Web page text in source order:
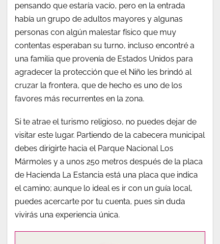
pensando que estaría vacío, pero en la entrada
había un grupo de adultos mayores y algunas
personas con algún malestar físico que muy
contentas esperaban su turno, incluso encontré a
una familia que provenía de Estados Unidos para
agradecer la protección que el Niño les brindó al
cruzar la frontera, que de hecho es uno de los
favores más recurrentes en la zona.
Si te atrae el turismo religioso, no puedes dejar de
visitar este lugar. Partiendo de la cabecera municipal
debes dirigirte hacia el Parque Nacional Los
Mármoles y a unos 250 metros después de la placa
de Hacienda La Estancia está una placa que indica
el camino; aunque lo ideal es ir con un guía local,
puedes acercarte por tu cuenta, pues sin duda
vivirás una experiencia única.